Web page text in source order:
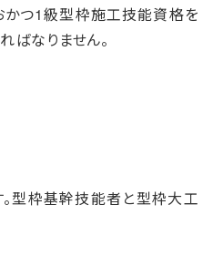
かつ1級型枠施工技能資格を
ばなりません。
型枠基幹技能者と型枠大工